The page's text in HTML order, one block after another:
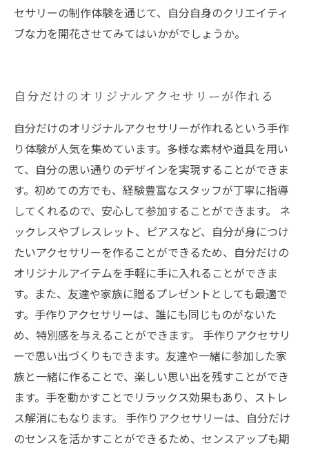
セサリーの制作体験を通じて、自分自身のクリエイティ
ブな力を開花させてみてはいかがでしょうか。
自分だけのオリジナルアクセサリーが作れる
自分だけのオリジナルアクセサリーが作れるという手作
り体験が人気を集めています。多様な素材や道具を用い
て、自分の思い通りのデザインを実現することができま
す。初めての方でも、経験豊富なスタッフが丁寧に指導
してくれるので、安心して参加することができます。 ネ
ックレスやブレスレット、ピアスなど、自分が身につけ
たいアクセサリーを作ることができるため、自分だけの
オリジナルアイテムを手軽に手に入れることができま
す。また、友達や家族に贈るプレゼントとしても最適で
す。手作りアクセサリーは、誰にも同じものがないた
め、特別感を与えることができます。 手作りアクセサリ
ーで思い出づくりもできます。友達や一緒に参加した家
族と一緒に作ることで、楽しい思い出を残すことができ
ます。手を動かすことでリラックス効果もあり、ストレ
ス解消にもなります。 手作りアクセサリーは、自分だけ
のセンスを活かすことができるため、センスアップも期